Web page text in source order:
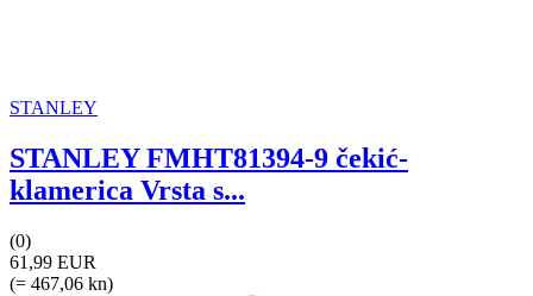
STANLEY
STANLEY FMHT81394-9 čekić-
klamerica Vrsta s...
(0)
61,99 EUR
(= 467,06 kn)